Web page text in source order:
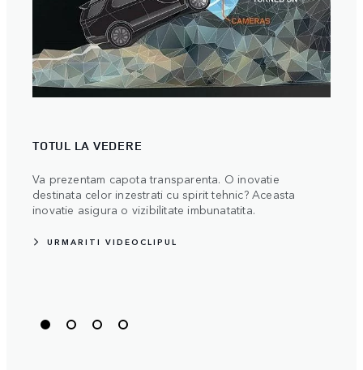
TOTUL LA VEDERE
Va prezentam capota transparenta. O inovatie
destinata celor inzestrati cu spirit tehnic? Aceasta
inovatie asigura o vizibilitate imbunatatita.
URMARITI VIDEOCLIPUL